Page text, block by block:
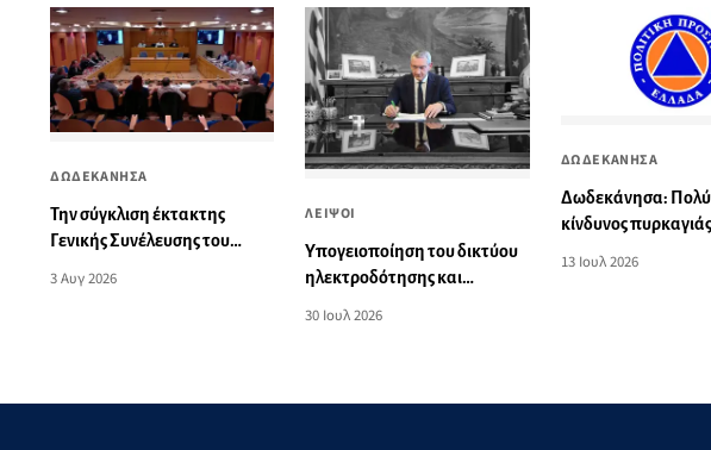
ΔΩΔΕΚΑΝΗΣΑ
Την σύγκλιση έκτακτης
Γενικής Συνέλευσης του
διοικητικό συμβούλιο της
3 Αυγ 2026
ΛΕΙΨΟΙ
Yπογειοποίηση του δικτύου
ηλεκτροδότησης και
30 Ιουλ 2026
ΔΩΔΕΚΑΝΗΣΑ
Δωδεκάνησα: Πολύ
κίνδυνος
Τρίτη 14 Ιουλίου
13 Ιουλ 2026